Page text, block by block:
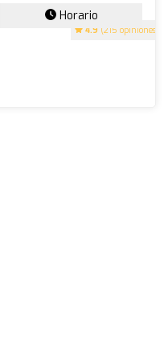
4.9 (215 opiniones)
Horario